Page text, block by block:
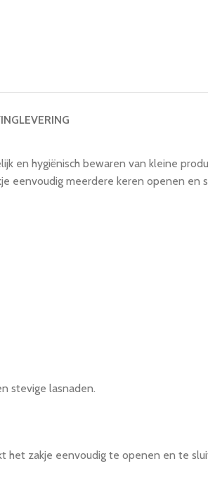
LEVERING
en hygiënisch bewaren van kleine
eenvoudig meerdere keren openen en
stevige lasnaden.
zakje eenvoudig te openen en te